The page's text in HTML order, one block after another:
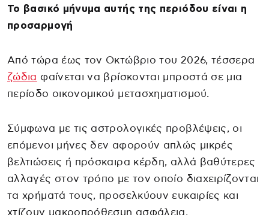
Το βασικό μήνυμα αυτής της περιόδου είναι η
προσαρμογή
Από τώρα έως τον Οκτώβριο του 2026, τέσσερα
ζώδια φαίνεται να βρίσκονται μπροστά σε μια
περίοδο οικονομικού μετασχηματισμού.
Σύμφωνα με τις αστρολογικές προβλέψεις, οι
επόμενοι μήνες δεν αφορούν απλώς μικρές
βελτιώσεις ή πρόσκαιρα κέρδη, αλλά βαθύτερες
αλλαγές στον τρόπο με τον οποίο διαχειρίζονται
τα χρήματά τους, προσελκύουν ευκαιρίες και
χτίζουν μακροπρόθεσμη ασφάλεια.